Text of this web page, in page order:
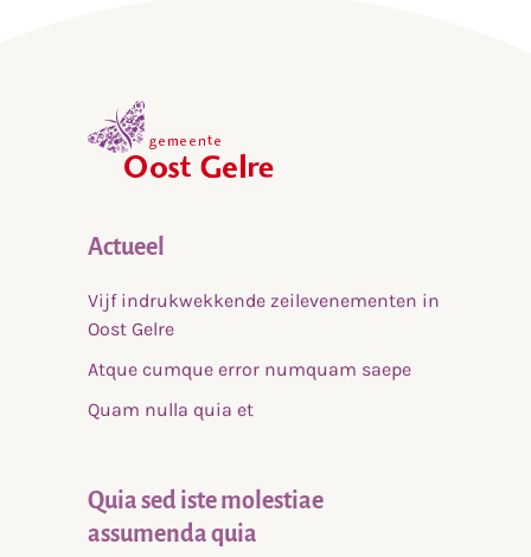
Actueel
Vijf indrukwekkende zeilevenementen in
Oost Gelre
Atque cumque error numquam saepe
Quam nulla quia et
Quia sed iste molestiae
assumenda quia